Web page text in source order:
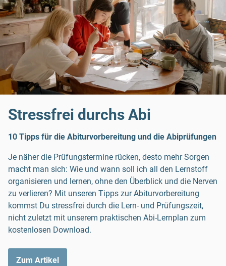
Stressfrei durchs Abi
10 Tipps für die Abiturvorbereitung und die Abiprüfungen
Je näher die Prüfungstermine rücken, desto mehr Sorgen
macht man sich: Wie und wann soll ich all den Lernstoff
organisieren und lernen, ohne den Überblick und die Nerven
zu verlieren? Mit unseren Tipps zur Abiturvorbereitung
kommst Du stressfrei durch die Lern- und Prüfungszeit,
nicht zuletzt mit unserem praktischen Abi-Lernplan zum
kostenlosen Download.
Zum Artikel